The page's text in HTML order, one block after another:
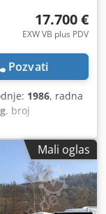
17.700 €
EXW VB plus PDV
Pozvati
1986, radna
, broj
protok marka
Godina : 1987
m Oprema raznih
Mali oglas